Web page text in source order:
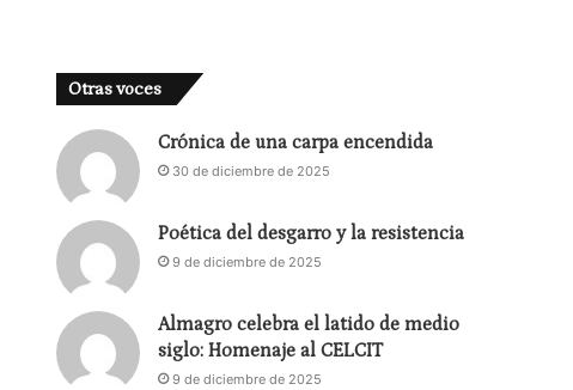
Otras voces
Crónica de una carpa encendida
30 de diciembre de 2025
Poética del desgarro y la resistencia
9 de diciembre de 2025
Almagro celebra el latido de medio
siglo: Homenaje al CELCIT
9 de diciembre de 2025